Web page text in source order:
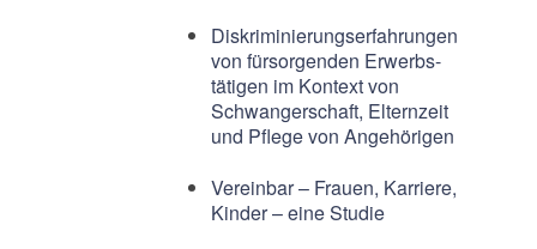
Diskriminierungserfahrungen
von fürsorgenden Erwerbs-
tätigen im Kontext von
Schwangerschaft, Elternzeit
und Pflege von Angehörigen
Vereinbar – Frauen, Karriere,
Kinder – eine Studie